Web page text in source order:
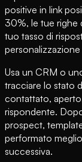
positive in link
30%, le tue righe
tuo tasso di
Usa un CRM o
tracciare lo stato
contattato,
rispondente.
prospect,
performato
successiva.